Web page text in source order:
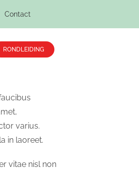
Contact
RONDLEIDING
varius.
in laoreet.
vitae nisl non